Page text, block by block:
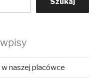
naszej placówce